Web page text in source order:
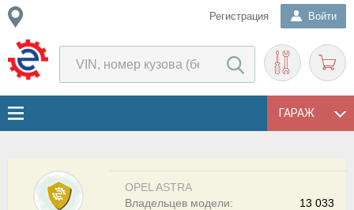
Регистрация Войти
ГАРАЖ
OPEL ASTRA
13 033
Владельцев модели: